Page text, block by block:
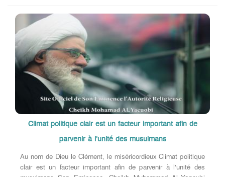
Climat politique clair est un facteur important afin de
parvenir à l'unité des musulmans
Au nom de Dieu le Clément, le miséricordieux Climat politique
clair est un facteur important afin de parvenir à l'unité des